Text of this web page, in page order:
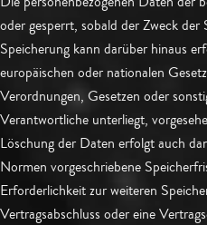
oder gesperrt, sobald der Zweck
Speicherung kann darüber hinaus
europäischen oder nationalen
Verordnungen, Gesetzen oder
Verantwortliche unterliegt,
Löschung der Daten erfolgt auch
Normen vorgeschriebene
Erforderlichkeit zur weiteren
Vertragsabschluss oder eine